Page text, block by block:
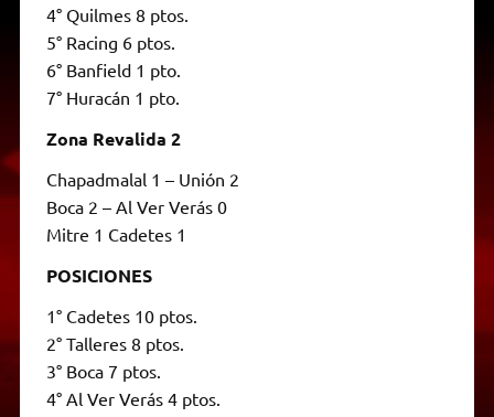
4° Quilmes 8 ptos.
5° Racing 6 ptos.
6° Banfield 1 pto.
7° Huracán 1 pto.
Zona Revalida 2
Chapadmalal 1 – Unión 2
Boca 2 – Al Ver Verás 0
Mitre 1 Cadetes 1
POSICIONES
1° Cadetes 10 ptos.
2° Talleres 8 ptos.
3° Boca 7 ptos.
4° Al Ver Verás 4 ptos.